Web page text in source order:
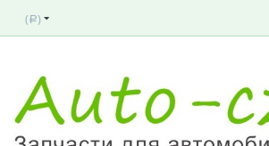
( Р )